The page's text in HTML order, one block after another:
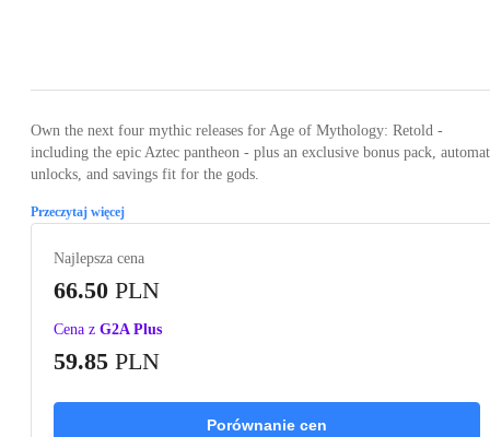
Own the next four mythic releases for Age of Mythology: Retold -
including the epic Aztec pantheon - plus an exclusive bonus pack,
unlocks, and savings fit for the gods.
Przeczytaj więcej
Najlepsza cena
66.50 PLN
Cena z G2A Plus
59.85 PLN
Porównanie cen